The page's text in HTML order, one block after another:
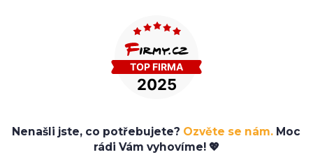
Nenašli jste, co potřebujete? Ozvěte se nám. Moc
rádi Vám vyhovíme! 💖